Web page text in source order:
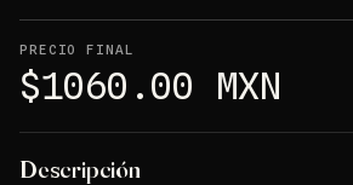
PRECIO FINAL
$1060.00 MXN
Descripción